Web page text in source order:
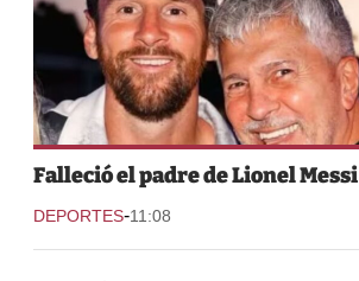
Falleció el padre de Lionel Messi
DEPORTES-11:08